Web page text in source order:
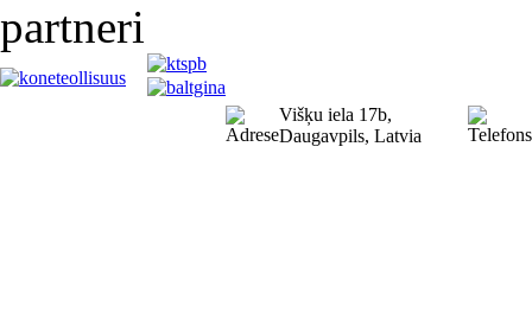
partneri
Višķu iela 17b,
Daugavpils, Latvia